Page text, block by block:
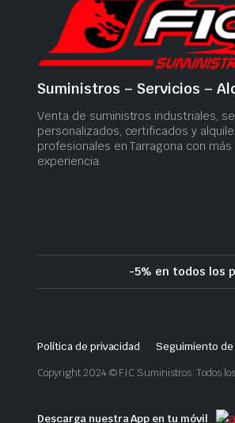
Suministros – Servicios –
Venta de suministros industriales,
personalizados, certificados y
profesionales en Tarragona con
experiencia.
-5% en todos los
Política de privacidad Seguimiento
Copyright 2024 © FIC Suministros. Todos
Descarga nuestra App en tu móvil